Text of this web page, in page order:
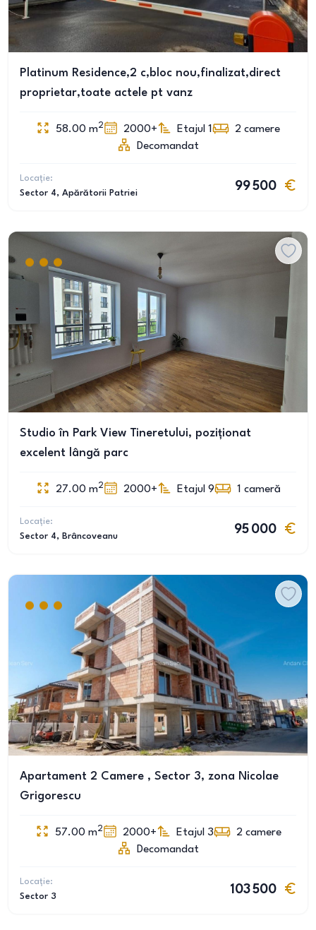
Platinum Residence,2 c,bloc nou,finalizat,direct
proprietar,toate actele pt vanz
58.00 m2 2000+ Etajul 1 2 camere
Decomandat
Locație:
Sector 4, Apărătorii Patriei
99 500
Studio în Park View Tineretului, poziționat
excelent lângă parc
27.00 m2 2000+ Etajul 9 1 cameră
Locație:
Sector 4, Brâncoveanu
95 000
Apartament 2 Camere , Sector 3, zona Nicolae
Grigorescu
57.00 m2 2000+ Etajul 3 2 camere
Decomandat
Locație:
Sector 3
103 500